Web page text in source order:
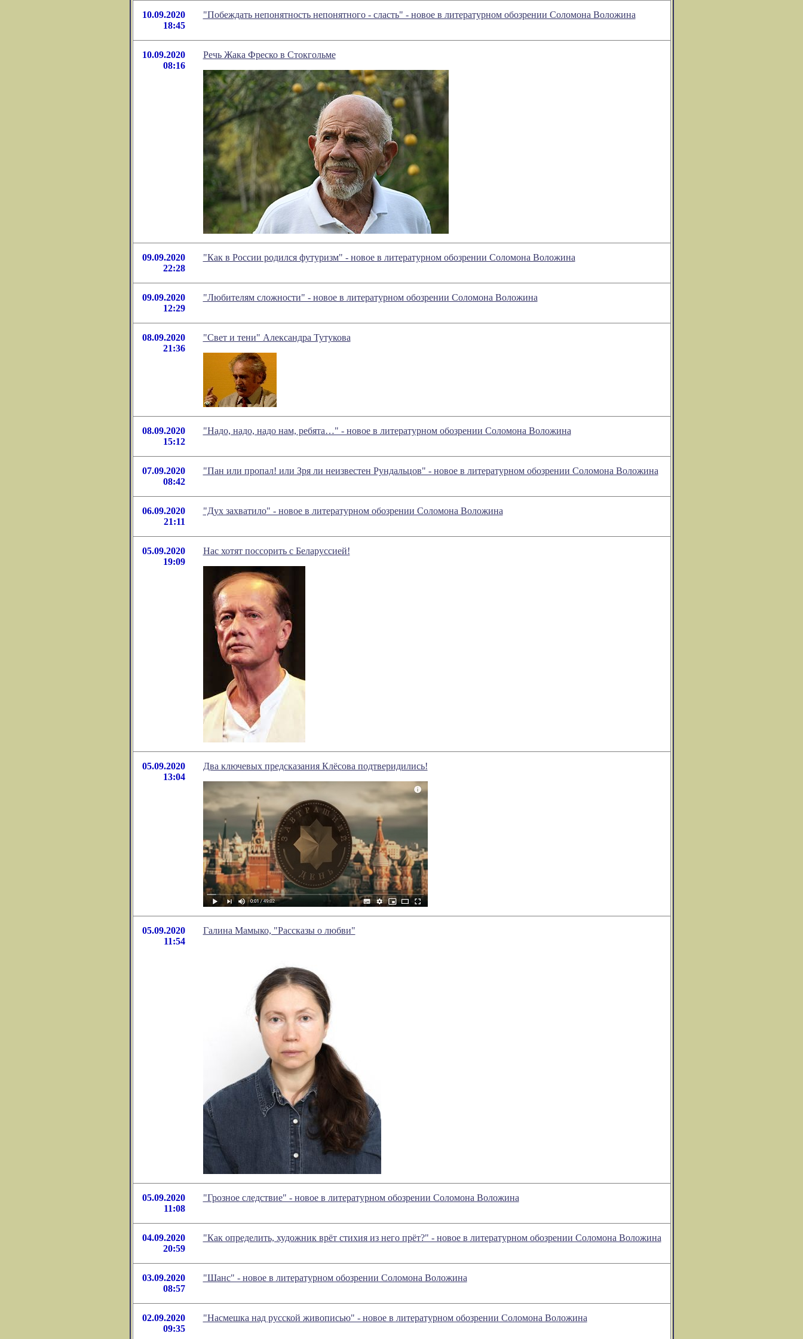
10.09.2020
18:45
"Побеждать непонятность непонятного - сласть" - новое в литературном обозрении Соломона Воложина
10.09.2020
08:16
Речь Жака Фреско в Стокгольме
09.09.2020
22:28
"Как в России родился футуризм" - новое в литературном обозрении Соломона Воложина
09.09.2020
12:29
"Любителям сложности" - новое в литературном обозрении Соломона Воложина
08.09.2020
21:36
"Свет и тени" Александра Тутукова
08.09.2020
15:12
"Надо, надо, надо нам, ребята…" - новое в литературном обозрении Соломона Воложина
07.09.2020
08:42
"Пан или пропал! или Зря ли неизвестен Рундальцов" - новое в литературном обозрении Соломона Воложина
06.09.2020
21:11
"Дух захватило" - новое в литературном обозрении Соломона Воложина
05.09.2020
19:09
Нас хотят поссорить с Беларуссией!
05.09.2020
13:04
Два ключевых предсказания Клёсова подтверидились!
05.09.2020
11:54
Галина Мамыко, "Рассказы о любви"
05.09.2020
11:08
"Грозное следствие" - новое в литературном обозрении Соломона Воложина
04.09.2020
20:59
"Как определить, художник врёт стихия из него прёт?" - новое в литературном обозрении Соломона Воложина
03.09.2020
08:57
"Шанс" - новое в литературном обозрении Соломона Воложина
02.09.2020
09:35
"Насмешка над русской живописью" - новое в литературном обозрении Соломона Воложина